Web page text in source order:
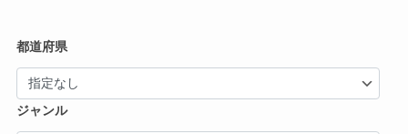
都道府県
ジャンル